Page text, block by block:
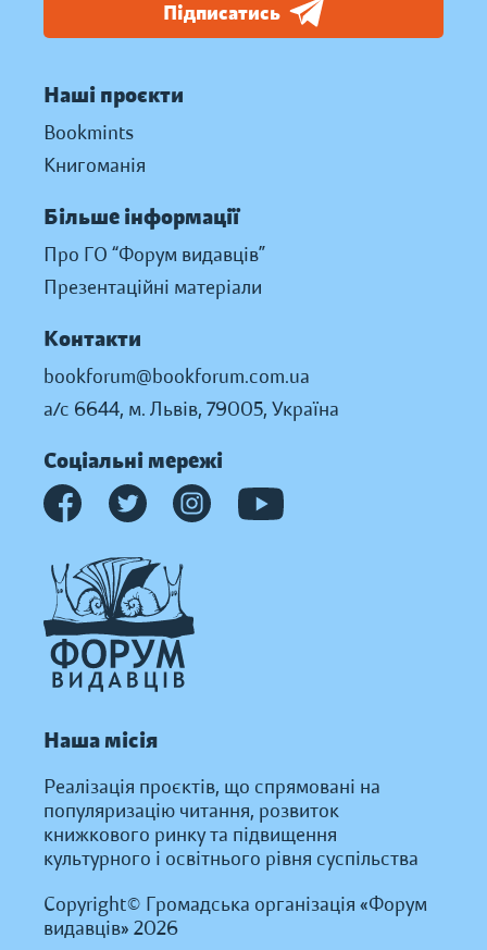
Підписатись
Наші проєкти
Bookmints
Книгоманія
Більше інформації
Про ГО “Форум видавців”
Презентаційні матеріали
Контакти
bookforum@bookforum.com.ua
а/с 6644, м. Львів, 79005, Україна
Соціальні мережі
Наша місія
Реалізація проєктів, що спрямовані на
популяризацію читання, розвиток
книжкового ринку та підвищення
культурного і освітнього рівня суспільства
Copyright© Громадська організація «Форум
видавців» 2026